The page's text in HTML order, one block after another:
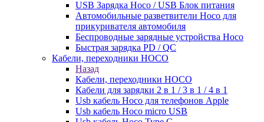
USB Зарядка Hoco / USB Блок питания
Автомобильные разветвители Hoco для
прикуривателя автомобиля
Беспроводные зарядные устройства Hoco
Быстрая зарядка PD / QC
Кабели, переходники HOCO
Назад
Кабели, переходники HOCO
Кабели для зарядки 2 в 1 / 3 в 1 / 4 в 1
Usb кабель Hoco для телефонов Apple
Usb кабель Hoco micro USB